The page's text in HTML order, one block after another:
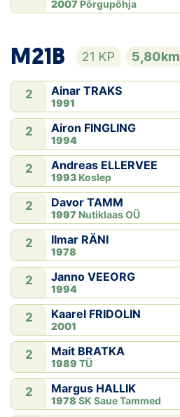
2007 Põrgupõhja
M21B 21 KP 5,80km
2 Ainar TRAKS
1991
2 Airon FINGLING
1994
2 Andreas ELLERVEE
1993 Koslep
2 Davor TAMM
1997 Nutiklaas OÜ
2 Ilmar RÄNI
1978
2 Janno VEEORG
1994
2 Kaarel FRIDOLIN
2001
2 Mait BRATKA
1989 TÜ
2 Margus HALLIK
1978 SK Saue Tammed